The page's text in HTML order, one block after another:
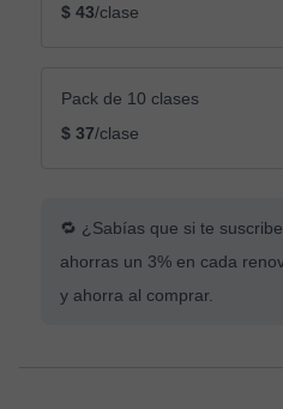
$ 43/clase
Pack de 10 clases
$ 37/clase
🔁 ¿Sabías que si te
ahorras un 3% en cada
y ahorra al comprar.